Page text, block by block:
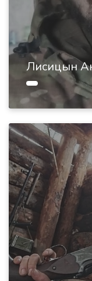
Лисицын